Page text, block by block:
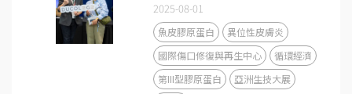
2025-08-01
魚皮膠原蛋白
異位性皮膚炎
國際傷口修復與再生中心
循環經濟
第III型膠原蛋白
亞洲生技大展